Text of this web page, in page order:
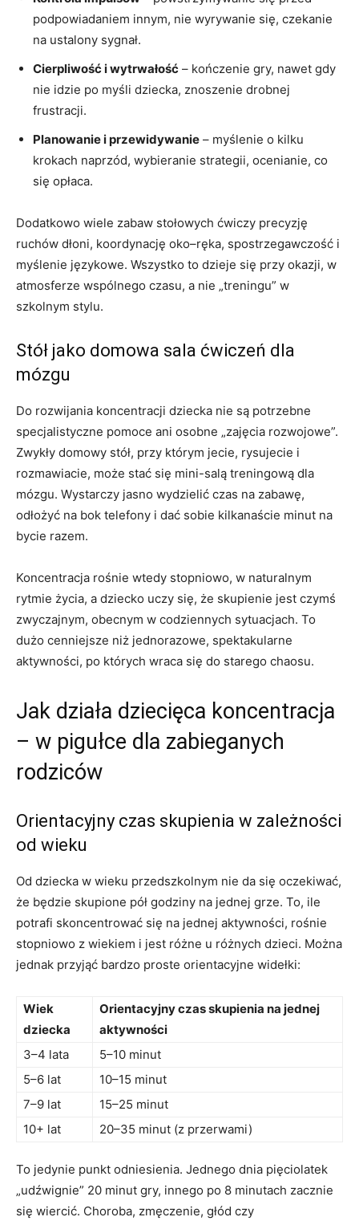
podpowiadaniem innym, nie wyrywanie się, czekanie
na ustalony sygnał.
Cierpliwość i wytrwałość – kończenie gry, nawet gdy
nie idzie po myśli dziecka, znoszenie drobnej
frustracji.
Planowanie i przewidywanie – myślenie o kilku
krokach naprzód, wybieranie strategii, ocenianie, co
się opłaca.
Dodatkowo wiele zabaw stołowych ćwiczy precyzję
ruchów dłoni, koordynację oko–ręka, spostrzegawczość i
myślenie językowe. Wszystko to dzieje się przy okazji, w
atmosferze wspólnego czasu, a nie „treningu” w
szkolnym stylu.
Stół jako domowa sala ćwiczeń dla
mózgu
Do rozwijania koncentracji dziecka nie są potrzebne
specjalistyczne pomoce ani osobne „zajęcia rozwojowe”.
Zwykły domowy stół, przy którym jecie, rysujecie i
rozmawiacie, może stać się mini-salą treningową dla
mózgu. Wystarczy jasno wydzielić czas na zabawę,
odłożyć na bok telefony i dać sobie kilkanaście minut na
bycie razem.
Koncentracja rośnie wtedy stopniowo, w naturalnym
rytmie życia, a dziecko uczy się, że skupienie jest czymś
zwyczajnym, obecnym w codziennych sytuacjach. To
dużo cenniejsze niż jednorazowe, spektakularne
aktywności, po których wraca się do starego chaosu.
Jak działa dziecięca koncentracja
– w pigułce dla zabieganych
rodziców
Orientacyjny czas skupienia w zależności
od wieku
Od dziecka w wieku przedszkolnym nie da się oczekiwać,
że będzie skupione pół godziny na jednej grze. To, ile
potrafi skoncentrować się na jednej aktywności, rośnie
stopniowo z wiekiem i jest różne u różnych dzieci. Można
jednak przyjąć bardzo proste orientacyjne widełki:
Wiek
dziecka
Orientacyjny czas skupienia na jednej
aktywności
3–4 lata
5–10 minut
5–6 lat
10–15 minut
7–9 lat
15–25 minut
10+ lat
20–35 minut (z przerwami)
To jedynie punkt odniesienia. Jednego dnia pięciolatek
„udźwignie” 20 minut gry, innego po 8 minutach zacznie
się wiercić. Choroba, zmęczenie, głód czy